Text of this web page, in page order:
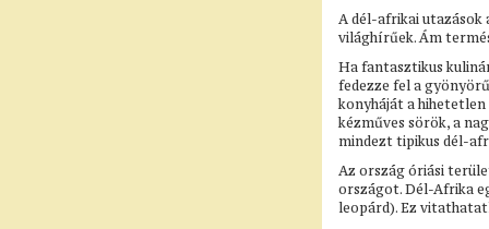
A dél-afrikai utazások
világhírűek. Ám
Ha fantasztikus
fedezze fel a
konyháját a
kézműves sörök, a
mindezt tipikus dél-
Az ország óriási
országot. Dél-Afrika
leopárd). Ez